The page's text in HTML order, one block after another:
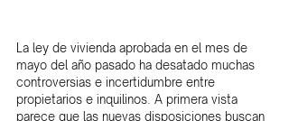
La ley de vivienda aprobada en el mes de
mayo del año pasado ha desatado muchas
controversias e incertidumbre entre
propietarios e inquilinos. A primera vista
parece que las nuevas disposiciones buscan